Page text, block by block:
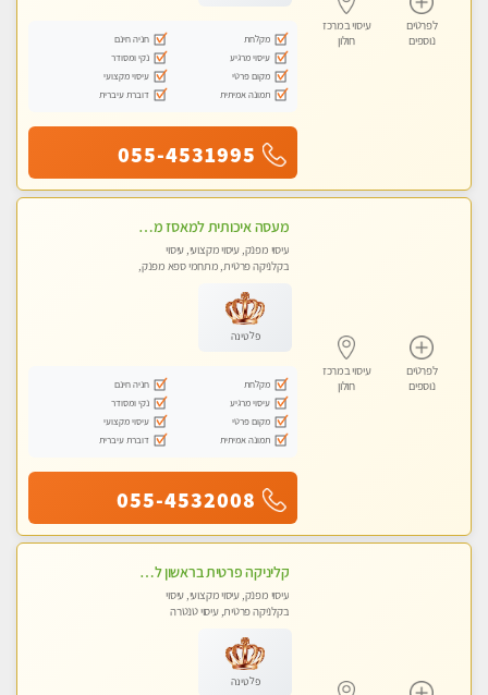
לפרטים
נוספים
עיסוי במרכז
חולון
מקלחת
חניה חינם
עיסוי מרגיע
נקי ומסודר
מקום פרטי
עיסוי מקצועי
תמונה אמיתית
דוברת עיברית
055-4531995
לפרטים
נוספים
עיסוי במרכז
חולון
מעסה איכותית למאסז מקצועי ומפנק לכל שרירי הגוף
עיסוי מפנק, עיסוי מקצועי, עיסוי
בקלניקה פרטית, מתחמי ספא מפנק,
פלטינה
מקלחת
חניה חינם
עיסוי מרגיע
נקי ומסודר
מקום פרטי
עיסוי מקצועי
תמונה אמיתית
דוברת עיברית
055-4532008
קליניקה פרטית בראשון לציון לעיסוי מקצועי חדש ומיוחד !!טל - 053-8232997
עיסוי מפנק, עיסוי מקצועי, עיסוי
בקלניקה פרטית, עיסוי טנטרה
פלטינה